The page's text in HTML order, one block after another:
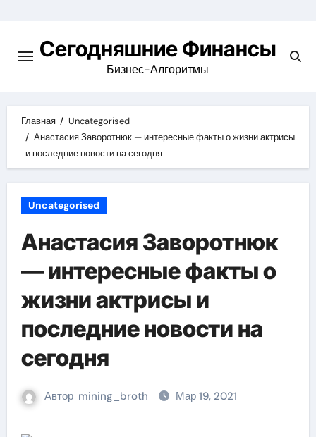
содержимомуСегодняшние Финансы
Бизнес-Алгоритмы
Главная
Uncategorised
Анастасия Заворотнюк — интересные факты о жизни актрисы
и последние новости на сегодня
Uncategorised
Анастасия Заворотнюк
— интересные факты о
жизни актрисы и
последние новости на
сегодня
Автор mining_broth Мар 19, 2021